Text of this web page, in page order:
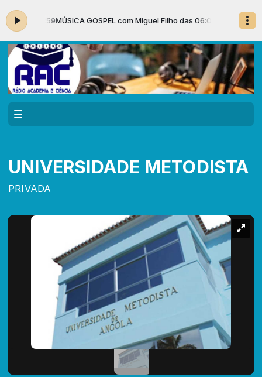
às 08:59 MÚSICA GOSPEL com Miguel Filho das 06:00 às 08:59
UNIVERSIDADE METODISTA
PRIVADA